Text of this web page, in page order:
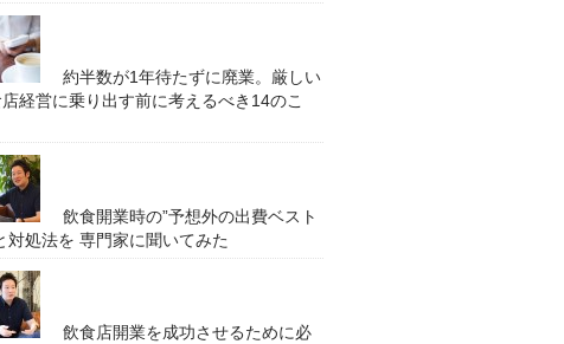
約半数が1年待たずに廃業。厳しい
経営に乗り出す前に考えるべき14のこ
飲食開業時の”予想外の出費ベスト
対処法を 専門家に聞いてみた
飲食店開業を成功させるために必